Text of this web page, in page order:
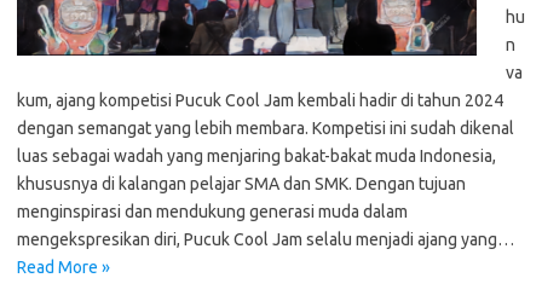
hu
n
va
kum, ajang kompetisi Pucuk Cool Jam kembali hadir di tahun 2024
dengan semangat yang lebih membara. Kompetisi ini sudah dikenal
luas sebagai wadah yang menjaring bakat-bakat muda Indonesia,
khususnya di kalangan pelajar SMA dan SMK. Dengan tujuan
menginspirasi dan mendukung generasi muda dalam
mengekspresikan diri, Pucuk Cool Jam selalu menjadi ajang yang…
Read More »